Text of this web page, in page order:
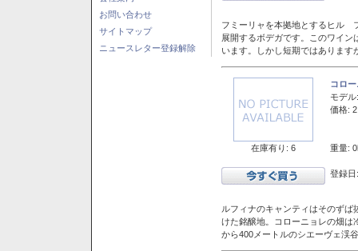
お問い合わせ
サイトマップ
ニュースレター登録解除
フミーリャを本拠地とするヒル
展開するボデガです。このワイ
います。しかし短期ではありま
在庫有り: 6
コロ
モデル:
価格:
重量:
登録
ルフィナのキャンティはそのず
けた銘醸地。コローニョレの畑は
から400メートルのシエーヴェ渓